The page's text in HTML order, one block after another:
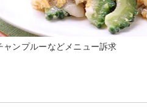
ャンプルーなどメニュー訴求